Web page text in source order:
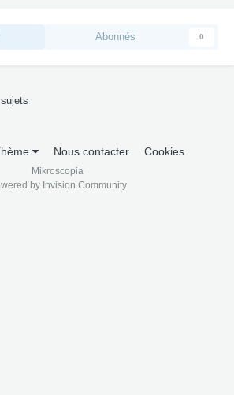
Abonnés 0
Nous contacter Cookies
Mikroscopia
by Invision Community